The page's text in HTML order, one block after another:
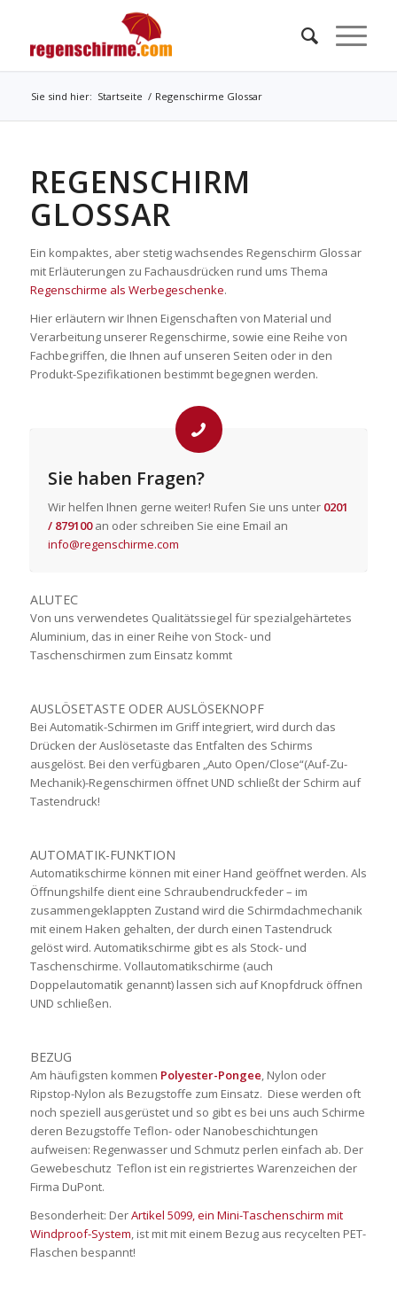
Sie sind hier: Startseite / Regenschirme Glossar
REGENSCHIRM
GLOSSAR
Ein kompaktes, aber stetig wachsendes Regenschirm Glossar
mit Erläuterungen zu Fachausdrücken rund ums Thema
Regenschirme als Werbegeschenke.
Hier erläutern wir Ihnen Eigenschaften von Material und
Verarbeitung unserer Regenschirme, sowie eine Reihe von
Fachbegriffen, die Ihnen auf unseren Seiten oder in den
Produkt-Spezifikationen bestimmt begegnen werden.
Sie haben Fragen?
Wir helfen Ihnen gerne weiter! Rufen Sie uns unter 0201
/ 879100an oder schreiben Sie eine Email an
info@regenschirme.com
ALUTEC
Von uns verwendetes Qualitätssiegel für spezialgehärtetes
Aluminium, das in einer Reihe von Stock- und
Taschenschirmen zum Einsatz kommt
AUSLÖSETASTE ODER AUSLÖSEKNOPF
Bei Automatik-Schirmen im Griff integriert, wird durch das
Drücken der Auslösetaste das Entfalten des Schirms
ausgelöst. Bei den verfügbaren „Auto Open/Close“(Auf-Zu-
Mechanik)-Regenschirmen öffnet UND schließt der Schirm auf
Tastendruck!
AUTOMATIK-FUNKTION
Automatikschirme können mit einer Hand geöffnet werden. Als
Öffnungshilfe dient eine Schraubendruckfeder – im
zusammengeklappten Zustand wird die Schirmdachmechanik
mit einem Haken gehalten, der durch einen Tastendruck
gelöst wird. Automatikschirme gibt es als Stock- und
Taschenschirme. Vollautomatikschirme (auch
Doppelautomatik genannt) lassen sich auf Knopfdruck öffnen
UND schließen.
BEZUG
Am häufigsten kommen Polyester-Pongee, Nylon oder
Ripstop-Nylon als Bezugstoffe zum Einsatz. Diese werden oft
noch speziell ausgerüstet und so gibt es bei uns auch Schirme
deren Bezugstoffe Teflon- oder Nanobeschichtungen
aufweisen: Regenwasser und Schmutz perlen einfach ab. Der
Gewebeschutz Teflon ist ein registriertes Warenzeichen der
Firma DuPont.
Besonderheit: DerArtikel 5099, ein Mini-Taschenschirm mit
Windproof-System, ist mit mit einem Bezug aus recycelten PET-
Flaschen bespannt!